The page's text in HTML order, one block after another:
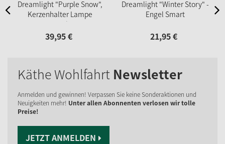
Dreamlight "Purple Snow",
Kerzenhalter Lampe
Memphis
39,95€
Dreamlight "Winter Story" -
Engel Smart
21,95€
Käthe Wohlfahrt Newsletter
Anmelden und gewinnen! Verpassen Sie keine Sonderaktionen und
Neuigkeiten mehr! Unter allen Abonnenten verlosen wir tolle
Preise!
JETZT ANMELDEN